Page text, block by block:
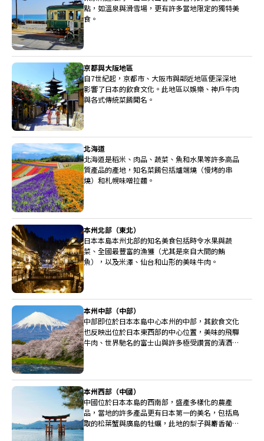
點，如溫泉與滑雪場，更有許多當地限定的獨特美
食。
京都與大阪地區
自7世紀起，京都市、大阪市與鄰近地區便深深地
影響了日本的飲食文化。此地區以娛樂、神戶牛肉
與各式傳統菜餚聞名。
北海道
北海道是稻米、肉品、蔬菜、魚和水果等許多高品
質產品的產地，知名菜餚包括爐端燒（慢烤的串
燒）和札幌味噌拉麵。
本州北部（東北）
日本本島本州北部的知名美食包括時令水果與蔬
菜、全國最豐富的漁獲（尤其是來自大間的鮪
魚），以及米澤、仙台和山形的美味牛肉。
本州中部（中部）
中部即位於日本本島中心本州的中部，其飲食文化
也反映出位於日本東西部的中心位置，美味的飛驒
牛肉、世界馳名的富士山與許多極受讚賞的清酒釀
本州西部（中國）
中國位於日本本島的西南部，盛產多樣化的農產
品，當地的許多產品更有日本第一的美名，包括鳥
取的松葉蟹與廣島的牡蠣，此地的梨子與麝香葡萄